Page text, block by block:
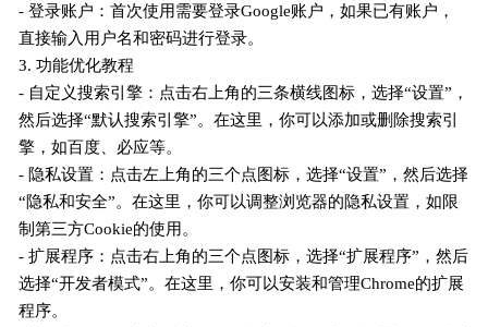
- 登录账户：首次使用需要登录Google账户，如果已有账户，
直接输入用户名和密码进行登录。
3. 功能优化教程
- 自定义搜索引擎：点击右上角的三条横线图标，选择“设置”，
然后选择“默认搜索引擎”。在这里，你可以添加或删除搜索引
擎，如百度、必应等。
- 隐私设置：点击左上角的三个点图标，选择“设置”，然后选择
“隐私和安全”。在这里，你可以调整浏览器的隐私设置，如限
制第三方Cookie的使用。
- 扩展程序：点击右上角的三个点图标，选择“扩展程序”，然后
选择“开发者模式”。在这里，你可以安装和管理Chrome的扩展
程序。